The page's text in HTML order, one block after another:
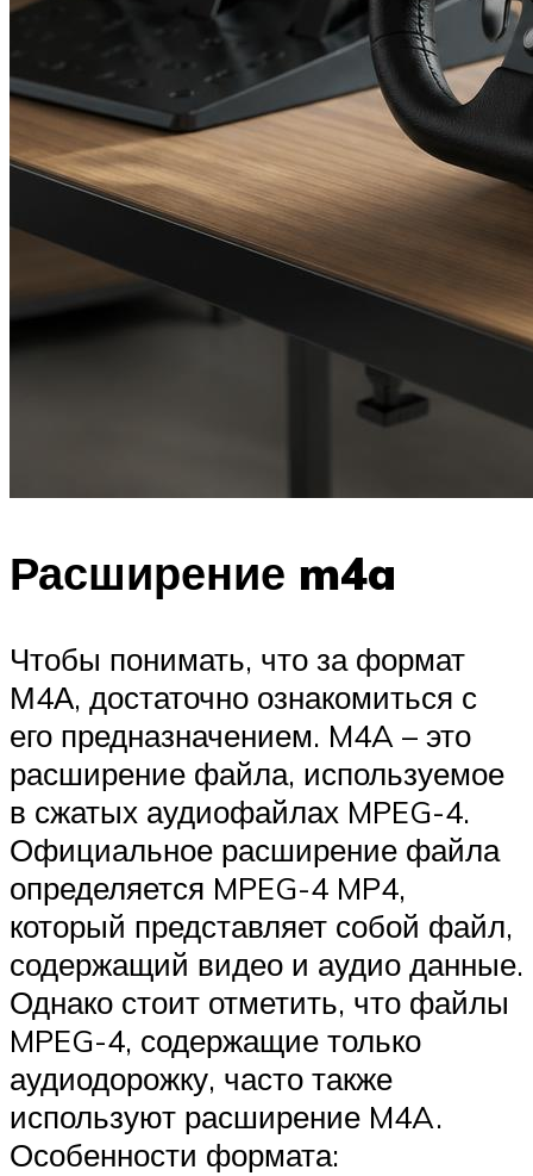
Расширение m4a
Чтобы понимать, что за формат
М4А, достаточно ознакомиться с
его предназначением. M4A – это
расширение файла, используемое
в сжатых аудиофайлах MPEG-4.
Официальное расширение файла
определяется MPEG-4 MP4,
который представляет собой файл,
содержащий видео и аудио данные.
Однако стоит отметить, что файлы
MPEG-4, содержащие только
аудиодорожку, часто также
используют расширение M4A.
Особенности формата: